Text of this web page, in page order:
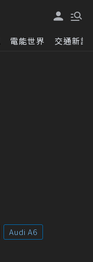
電能世界 交通新訊
Audi A6